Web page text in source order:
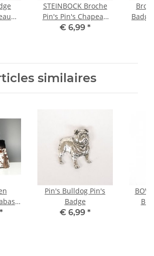
STEINBOCK Broche
Pin's Pin's Chapeau
Bijoux Bouton Tableau
€ 6,99 *
similaires
*
Pin's Bulldog Pin's
Badge
€ 6,99 *